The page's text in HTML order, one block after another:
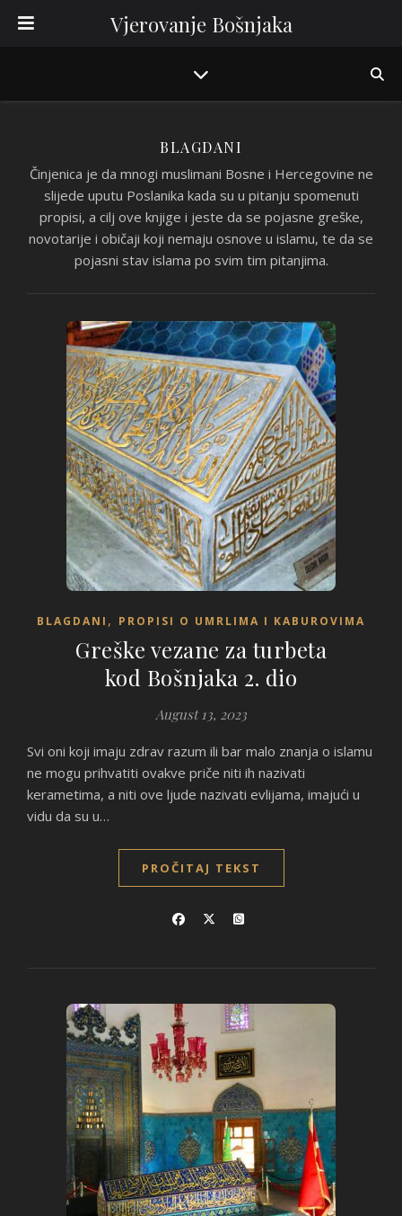
Vjerovanje Bošnjaka
BLAGDANI
Činjenica je da mnogi muslimani Bosne i Hercegovine ne
slijede uputu Poslanika kada su u pitanju spomenuti
propisi, a cilj ove knjige i jeste da se pojasne greške,
novotarije i običaji koji nemaju osnove u islamu, te da se
pojasni stav islama po svim tim pitanjima.
BLAGDANI , PROPISI O UMRLIMA I KABUROVIMA
Greške vezane za turbeta
kod Bošnjaka 2. dio
August 13, 2023
Svi oni koji imaju zdrav razum ili bar malo znanja o islamu
ne mogu prihvatiti ovakve priče niti ih nazivati
kerametima, a niti ove ljude nazivati evlijama, imajući u
vidu da su u…
PROČITAJ TEKST